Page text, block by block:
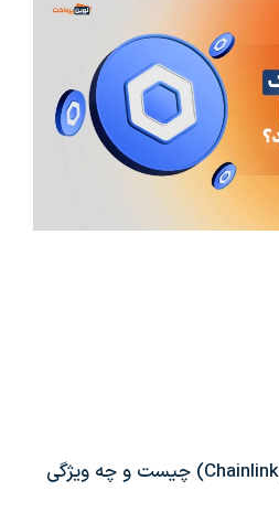
ارز دیجیتال چین لینک (Chainlink) چیست و چه ویژگی